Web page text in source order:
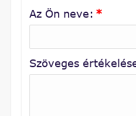
Az Ön neve: *
Szöveges